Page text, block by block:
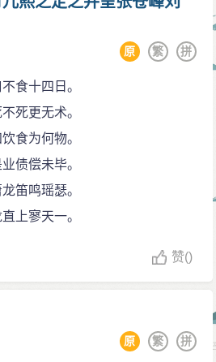
不满八月，俸禄无一毫归家养
丧在浅土，贫不能礼葬，苫块
悠悠寸草心，十分感人。在《与
遗臣，只欠一死。上天降其才，
，某愿一死全节矣，所恨时未
心为国殉难，视死如归的民族气
熙之定之并呈张苍峰刘洞斋
不食十四日。我今半月忍渴
饮食为何物。若非功行积未
使的职务成行，正当吕文焕北
与武万户分别平定江东一带，
呼喊说：“谢提刑来了。”吕师夔
谢枋得，箭头一直射到马前，
张孝忠迎战团湖坪，箭射完
了一百多人。
枋得又挺身出来组织抗战。
他不少封疆大臣和前线将领也
丧。公元1276年正月，元军进攻
自率兵与元军展开了一场血
拼
繁
原
食十四日。
死更无术。
食为何物。
债偿未毕。
笛鸣瑶瑟。
上寥天一。
赞()
拼
繁
原